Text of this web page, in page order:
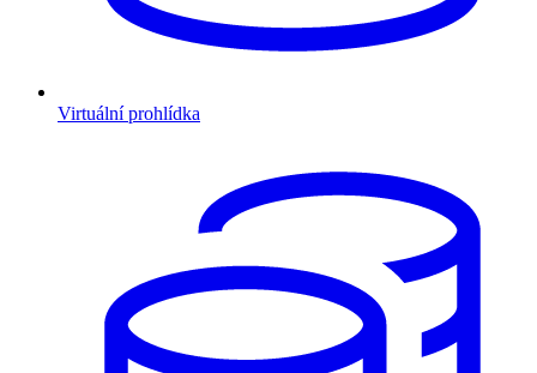
Virtuální prohlídka